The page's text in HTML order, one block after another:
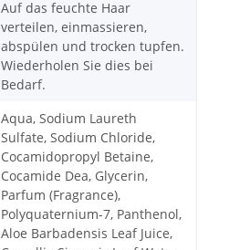
Auf das feuchte Haar
verteilen, einmassieren,
abspülen und trocken tupfen.
Wiederholen Sie dies bei
Bedarf.
Aqua, Sodium Laureth
Sulfate, Sodium Chloride,
Cocamidopropyl Betaine,
Cocamide Dea, Glycerin,
Parfum (Fragrance),
Polyquaternium-7, Panthenol,
Aloe Barbadensis Leaf Juice,